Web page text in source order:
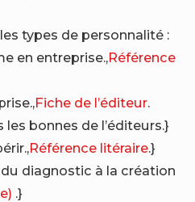
types de personnalité :
en entreprise.,Référence
Fiche de l’éditeur.
bonnes de l’éditeurs.}
Référence litéraire.}
du diagnostic à la création
.}